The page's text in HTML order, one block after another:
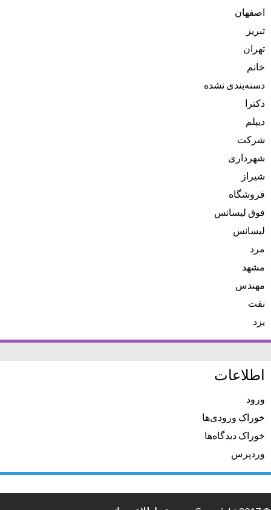
اصفهان
تبریز
تهران
خانم
دسته‌بندی نشده
دکترا
دیپلم
شرکت
شهرداری
شیراز
فروشگاه
فوق لیسانس
لیسانس
مرد
مشهد
مهندس
نفت
یزد
اطلاعات
ورود
خوراک ورودی‌ها
خوراک دیدگاه‌ها
وردپرس